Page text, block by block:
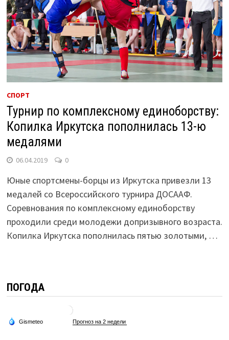
СПОРТ
Турнир по комплексному единоборству:
Копилка Иркутска пополнилась 13-ю
медалями
06.04.2019 0
Юные спортсмены-борцы из Иркутска привезли 13
медалей со Всероссийского турнира ДОСААФ.
Соревнования по комплексному единоборству
проходили среди молодежи допризывного возраста.
Копилка Иркутска пополнилась пятью золотыми, …
ПОГОДА